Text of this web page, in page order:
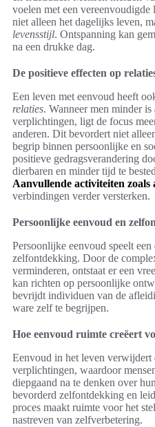
voelen met een
niet alleen het dagelijks leven,
levensstijl. Ontspanning kan
na een drukke dag.
De positieve effecten op
Een leven met eenvoud heeft
relaties. Wanneer men minder
verplichtingen, ligt de focus
anderen. Dit bevordert niet
begrip binnen persoonlijke en
positieve gedragsverandering
dierbaren en minder tijd te
Aanvullende activiteiten zoals
verbindingen verder versterken.
Persoonlijke eenvoud en
Persoonlijke eenvoud speelt
zelfontdekking. Door de
verminderen, ontstaat er een
kan richten op persoonlijke
bevrijdt individuen van de
ware zelf te begrijpen.
Hoe eenvoud ruimte creëert
Eenvoud in het leven verwijdert
verplichtingen, waardoor
diepgaand na te denken over
bevorderd zelfontdekking en
proces maakt ruimte voor het
nastreven van zelfverbetering.